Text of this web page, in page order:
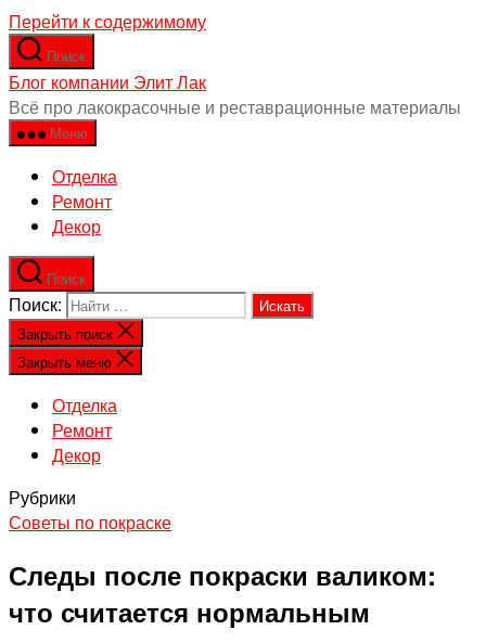
Перейти к содержимому
Поиск
Блог компании Элит Лак
Всё про лакокрасочные и реставрационные материалы
Меню
Отделка
Ремонт
Декор
Поиск
Поиск:
Закрыть поиск
Закрыть меню
Отделка
Ремонт
Декор
Рубрики
Советы по покраске
Следы после покраски валиком:
что считается нормальным